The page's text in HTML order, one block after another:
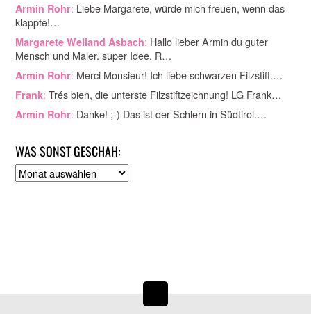
Armin Rohr: Liebe Margarete, würde mich freuen, wenn das
klappte!…
Margarete Weiland Asbach: Hallo lieber Armin du guter
Mensch und Maler. super Idee. R…
Armin Rohr: Merci Monsieur! Ich liebe schwarzen Filzstift.…
Frank: Trés bien, die unterste Filzstiftzeichnung! LG Frank…
Armin Rohr: Danke! ;-) Das ist der Schlern in Südtirol.…
WAS SONST GESCHAH:
A